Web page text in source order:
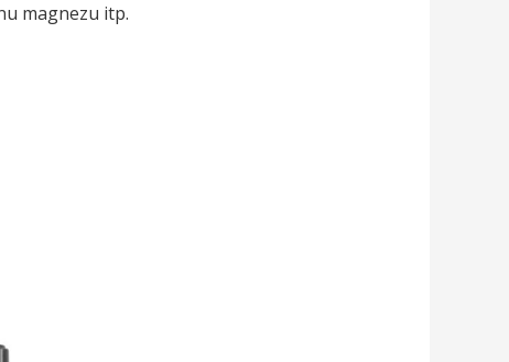
magnezu itp.